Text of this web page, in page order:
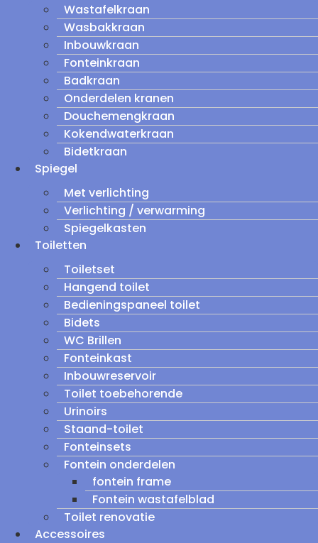
Wastafelkraan
Wasbakkraan
Inbouwkraan
Fonteinkraan
Badkraan
Onderdelen kranen
Douchemengkraan
Kokendwaterkraan
Bidetkraan
Spiegel
Met verlichting
Verlichting / verwarming
Spiegelkasten
Toiletten
Toiletset
Hangend toilet
Bedieningspaneel toilet
Bidets
WC Brillen
Fonteinkast
Inbouwreservoir
Toilet toebehorende
Urinoirs
Staand-toilet
Fonteinsets
Fontein onderdelen
fontein frame
Fontein wastafelblad
Toilet renovatie
Accessoires